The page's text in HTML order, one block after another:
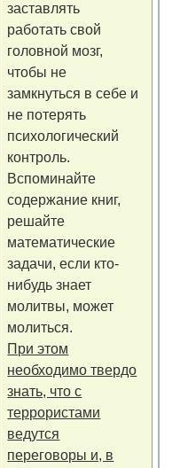
заставлять
работать свой
головной мозг,
чтобы не
замкнуться в себе и
не потерять
психологический
контроль.
Вcпоминайте
содержание книг,
решайте
математические
задачи, если кто-
нибудь знает
молитвы, может
молиться.
При этом
необходимо твердо
знать, что с
террористами
ведутся
переговоры и, в